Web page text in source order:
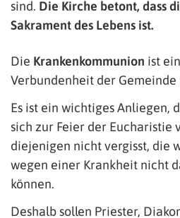
sind. Die Kirche betont, dass
Sakrament des Lebens ist.
Die Krankenkommunion ist
Verbundenheit der
Es ist ein wichtiges Anliegen,
sich zur Feier der Eucharistie
diejenigen nicht vergisst, die
wegen einer Krankheit nicht
können.
Deshalb sollen Priester,